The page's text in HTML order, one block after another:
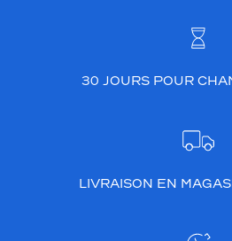
30 JOURS POUR
LIVRAISON EN